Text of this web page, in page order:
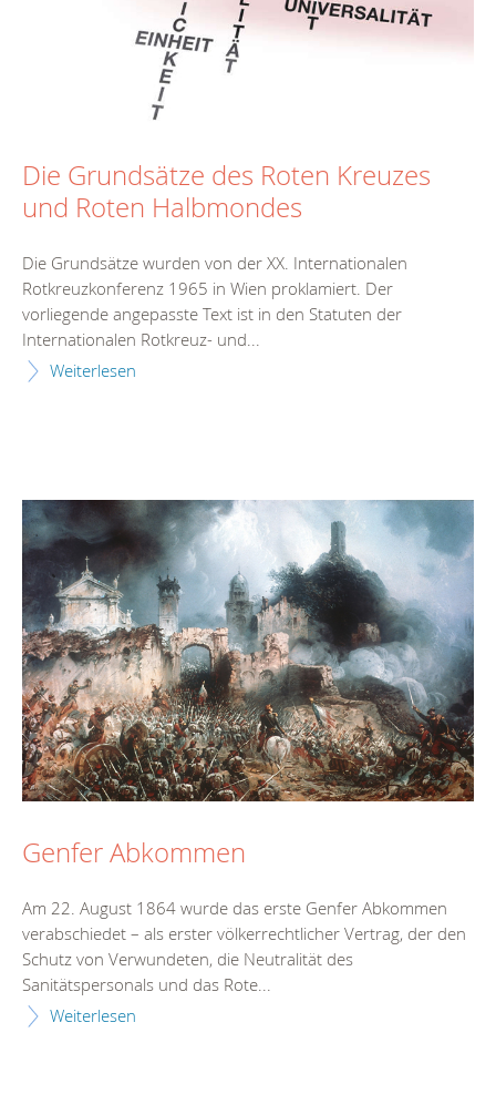
Die Grundsätze des Roten Kreuzes
und Roten Halbmondes
Die Grundsätze wurden von der XX. Internationalen
Rotkreuzkonferenz 1965 in Wien proklamiert. Der
vorliegende angepasste Text ist in den Statuten der
Internationalen Rotkreuz- und...
Weiterlesen
Genfer Abkommen
Am 22. August 1864 wurde das erste Genfer Abkommen
verabschiedet – als erster völkerrechtlicher Vertrag, der den
Schutz von Verwundeten, die Neutralität des
Sanitätspersonals und das Rote...
Weiterlesen